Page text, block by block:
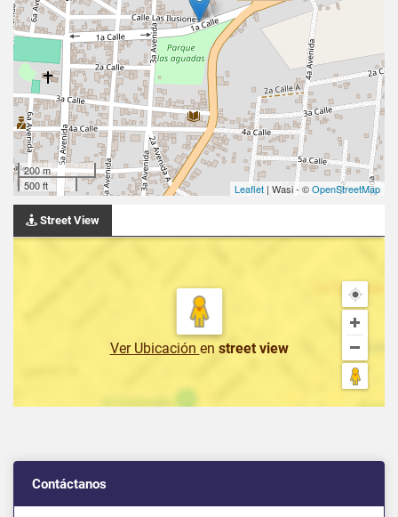
200 m
500 ft
Leaflet | Wasi - ©OpenStreetMap
Street View
Ver Ubicación en street view
Contáctanos